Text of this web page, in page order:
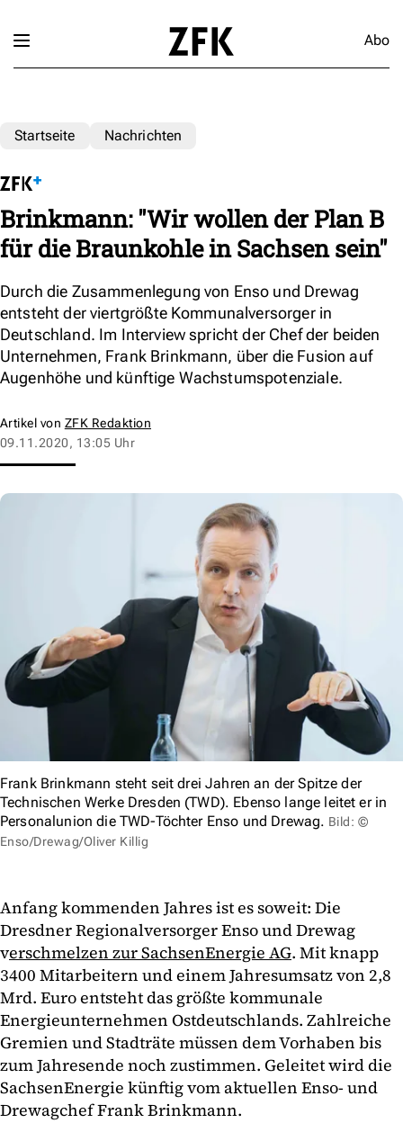
Abo
Startseite Nachrichten
Brinkmann: "Wir wollen der Plan B
für die Braunkohle in Sachsen sein"
Durch die Zusammenlegung von Enso und Drewag
entsteht der viertgrößte Kommunalversorger in
Deutschland. Im Interview spricht der Chef der beiden
Unternehmen, Frank Brinkmann, über die Fusion auf
Augenhöhe und künftige Wachstumspotenziale.
Artikel von ZFK Redaktion
09.11.2020, 13:05 Uhr
Frank Brinkmann steht seit drei Jahren an der Spitze der
Technischen Werke Dresden (TWD). Ebenso lange leitet er in
Personalunion die TWD-Töchter Enso und Drewag. Bild: ©
Enso/Drewag/Oliver Killig
Anfang kommenden Jahres ist es soweit: Die
Dresdner Regionalversorger Enso und Drewag
verschmelzen zur SachsenEnergie AG. Mit knapp
3400 Mitarbeitern und einem Jahresumsatz von 2,8
Mrd. Euro entsteht das größte kommunale
Energieunternehmen Ostdeutschlands. Zahlreiche
Gremien und Stadträte müssen dem Vorhaben bis
zum Jahresende noch zustimmen. Geleitet wird die
SachsenEnergie künftig vom aktuellen Enso- und
Drewagchef Frank Brinkmann.